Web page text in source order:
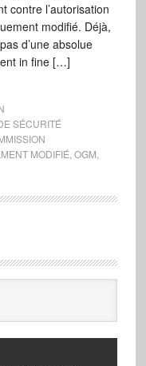
contre l’autorisation
modifié. Déjà,
d’une absolue
in fine […]
SÉCURITÉ
MODIFIÉ OGM